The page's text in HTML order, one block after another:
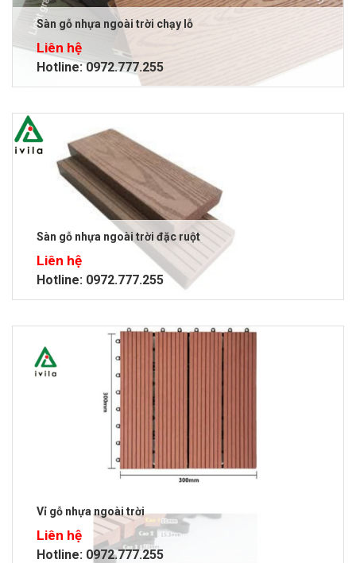
Sàn gỗ nhựa ngoài trời chạy lỗ
Liên hệ
Hotline: 0972.777.255
Sàn gỗ nhựa ngoài trời đặc ruột
Liên hệ
Hotline: 0972.777.255
Vỉ gỗ nhựa ngoài trời
Liên hệ
Hotline: 0972.777.255